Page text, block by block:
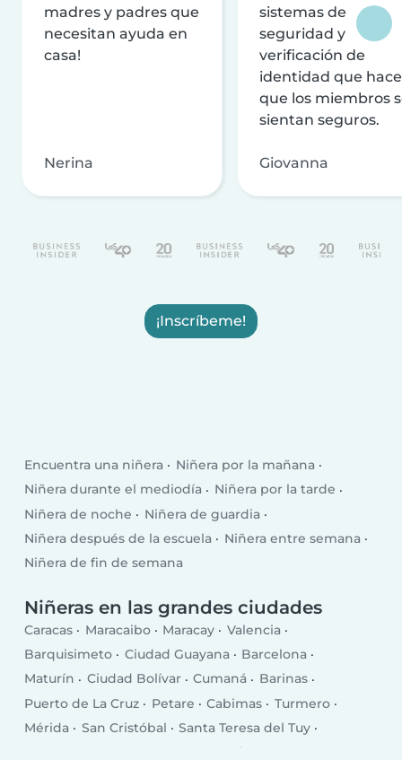
madres y padres que
necesitan ayuda en
casa!
Nerina
sistemas de
seguridad y
verificación de
identidad que
que los miembros
sientan seguros.
Giovanna
¡Inscríbeme!
Encuentra una niñera
Niñera por la mañana
Niñera durante el mediodía
Niñera por la tarde
Niñera de noche
Niñera de guardia
Niñera después de la escuela
Niñera entre semana
Niñera de fin de semana
Niñeras en las grandes ciudades
Caracas Maracaibo Maracay
Valencia
Barquisimeto
Ciudad Guayana
Barcelona
Maturín
Ciudad Bolívar Cumaná
Barinas
Puerto de La Cruz
Petare Cabimas
Turmero
Mérida
San Cristóbal
Santa Teresa del Tuy
Valera